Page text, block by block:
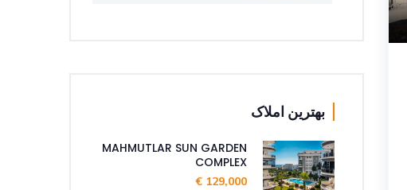
بهترین املاک
MAHMUTLAR SUN GARDEN
COMPLEX
129,000 €